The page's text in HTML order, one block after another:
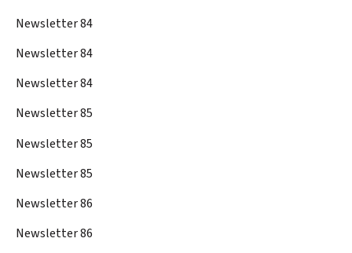
Newsletter 84
Newsletter 84
Newsletter 84
Newsletter 85
Newsletter 85
Newsletter 85
Newsletter 86
Newsletter 86